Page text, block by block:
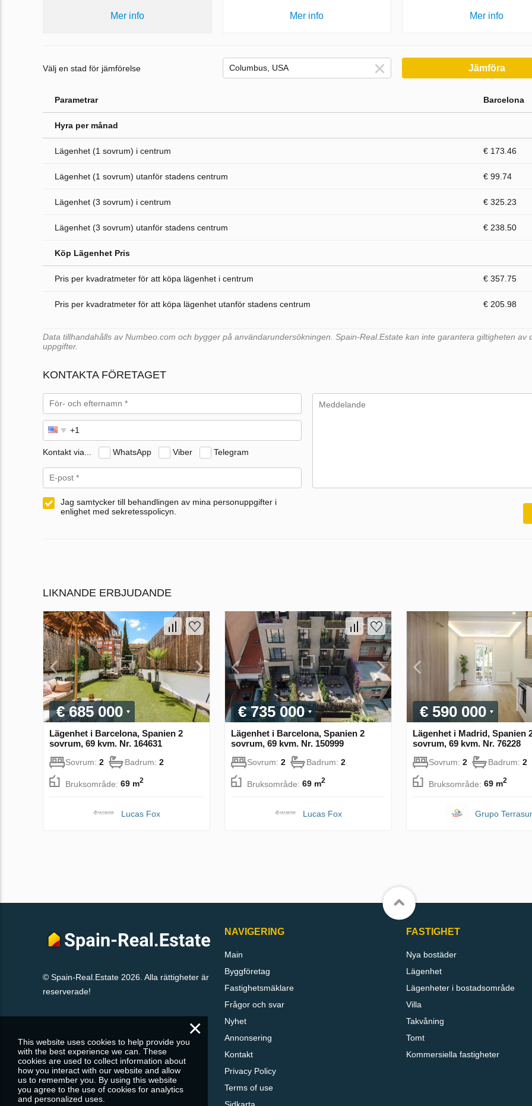
Mer info Mer info Mer info
Välj en stad för jämförelse Jämföra
Parametrar Barcelona
Hyra per månad
Lägenhet (1 sovrum) i centrum € 173.46
Lägenhet (1 sovrum) utanför stadens centrum € 99.74
Lägenhet (3 sovrum) i centrum € 325.23
Lägenhet (3 sovrum) utanför stadens centrum € 238.50
Köp Lägenhet Pris
Pris per kvadratmeter för att köpa lägenhet i centrum € 357.75
Pris per kvadratmeter för att köpa lägenhet utanför stadens centrum € 205.98
Data tillhandahålls av Numbeo.com och bygger på användarundersökningen. Spain-Real.Estate kan inte garantera giltigheten av
uppgifter.
KONTAKTA FÖRETAGET
Kontakt via... WhatsApp Viber Telegram
Jag samtycker till behandlingen av mina personuppgifter i
enlighet med sekretesspolicyn.
LIKNANDE ERBJUDANDE
€ 685 000
Lägenhet i Barcelona, Spanien 2
sovrum, 69 kvm. Nr. 164631
Sovrum: 2 Badrum: 2
Bruksområde: 69 m2
Lucas Fox
€ 735 000
Lägenhet i Barcelona, Spanien 2
sovrum, 69 kvm. Nr. 150999
Sovrum: 2 Badrum: 2
Bruksområde: 69 m2
Lucas Fox
€ 590 000
Lägenhet i Madrid, Spanien
sovrum, 69 kvm. Nr. 76228
Sovrum: 2 Badrum: 2
Bruksområde: 69 m2
Grupo
© Spain-Real.Estate 2026. Alla rättigheter är
reserverade!
NAVIGERING
Main
Byggföretag
Fastighetsmäklare
Frågor och svar
Nyhet
Annonsering
Kontakt
Privacy Policy
Terms of use
Sidkarta
FASTIGHET
Nya bostäder
Lägenhet
Lägenheter i bostadsområde
Villa
Takvåning
Tomt
Kommersiella fastigheter
×
This website uses cookies to help provide you
with the best experience we can. These
cookies are used to collect information about
how you interact with our website and allow
us to remember you. By using this website
you agree to the use of cookies for analytics
and personalized uses.